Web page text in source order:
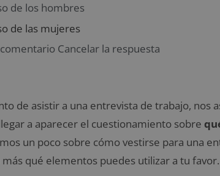
de los hombres
de las mujeres
Cancelar la respuesta
de asistir a una entrevista de trabajo, nos
a aparecer el cuestionamiento sobre
un poco sobre cómo vestirse para una
qué elementos puedes utilizar a tu favor.